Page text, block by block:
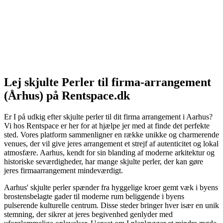
Lej skjulte Perler til firma-arrangement
(Århus) på Rentspace.dk
Er I på udkig efter skjulte perler til dit firma arrangement i Aarhus?
Vi hos Rentspace er her for at hjælpe jer med at finde det perfekte
sted. Vores platform sammenligner en række unikke og charmerende
venues, der vil give jeres arrangement et strejf af autenticitet og lokal
atmosfære. Aarhus, kendt for sin blanding af moderne arkitektur og
historiske seværdigheder, har mange skjulte perler, der kan gøre
jeres firmaarrangement mindeværdigt.
Aarhus' skjulte perler spænder fra hyggelige kroer gemt væk i byens
brostensbelagte gader til moderne rum beliggende i byens
pulserende kulturelle centrum. Disse steder bringer hver især en unik
stemning, der sikrer at jeres begivenhed genlyder med